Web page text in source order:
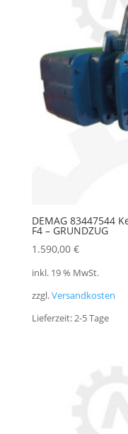
DEMAG 83447544
F4 – GRUNDZUG
1.590,00 €
inkl. 19 % MwSt.
zzgl.Versandkosten
Lieferzeit:2-5 Tage